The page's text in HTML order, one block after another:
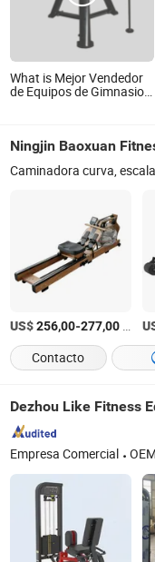
What is Mejor Vendedor
de Equipos de Gimnasio
Ningjin Baoxuan
US$256,00-277,00
Contacto
Dezhou Like Fitness
Empresa Comercial